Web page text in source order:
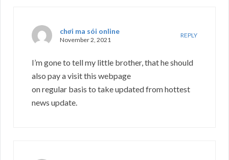
chơi ma sói online
November 2, 2021
REPLY
I’m gone to tell my little brother, that he should
also pay a visit this webpage
on regular basis to take updated from hottest
news update.